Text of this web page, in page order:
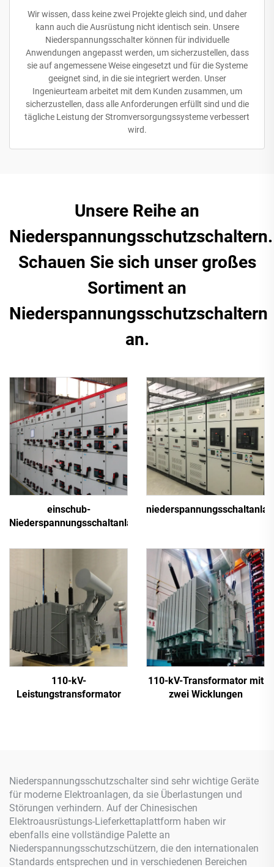
Wir wissen, dass keine zwei Projekte gleich sind, und daher
kann auch die Ausrüstung nicht identisch sein. Unsere
Niederspannungsschalter können für individuelle
Anwendungen angepasst werden, um sicherzustellen, dass
sie auf angemessene Weise eingesetzt und für die Systeme
geeignet sind, in die sie integriert werden. Unser
Ingenieurteam arbeitet mit dem Kunden zusammen, um
sicherzustellen, dass alle Anforderungen erfüllt sind und die
tägliche Leistung der Stromversorgungssysteme verbessert
wird.
Unsere Reihe an
Niederspannungsschutzschaltern.
Schauen Sie sich unser großes
Sortiment an
Niederspannungsschutzschaltern
an.
einschub-
Niederspannungsschaltanlage
110-kV-
Leistungstransformator
110-kV-Transformator mit
zwei Wicklungen
Niederspannungsschutzschalter sind sehr wichtige Geräte
für moderne Elektroanlagen, da sie Überlastungen und
Störungen verhindern. Auf der Chinesischen
Elektroausrüstungs-Lieferkettaplattform haben wir
ebenfalls eine vollständige Palette an
Niederspannungsschutzschützern, die den internationalen
Standards entsprechen und in verschiedenen Bereichen